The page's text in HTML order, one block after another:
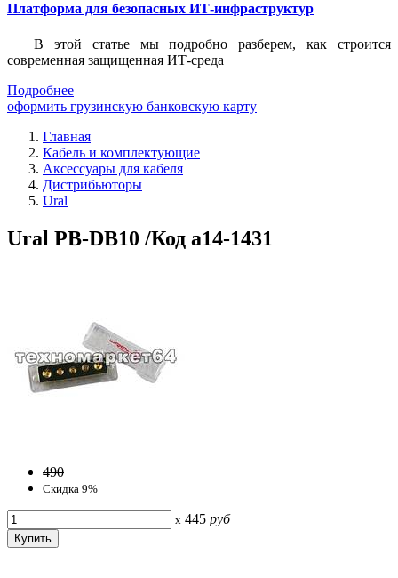
Платформа для безопасных ИТ-инфраструктур
В этой статье мы подробно разберем, как строится
современная защищенная ИТ-среда
Подробнее
оформить грузинскую банковскую карту
Главная
Кабель и комплектующие
Аксессуары для кабеля
Дистрибьюторы
Ural
Ural PB-DB10 /Код a14-1431
490
Скидка 9%
x 445 руб